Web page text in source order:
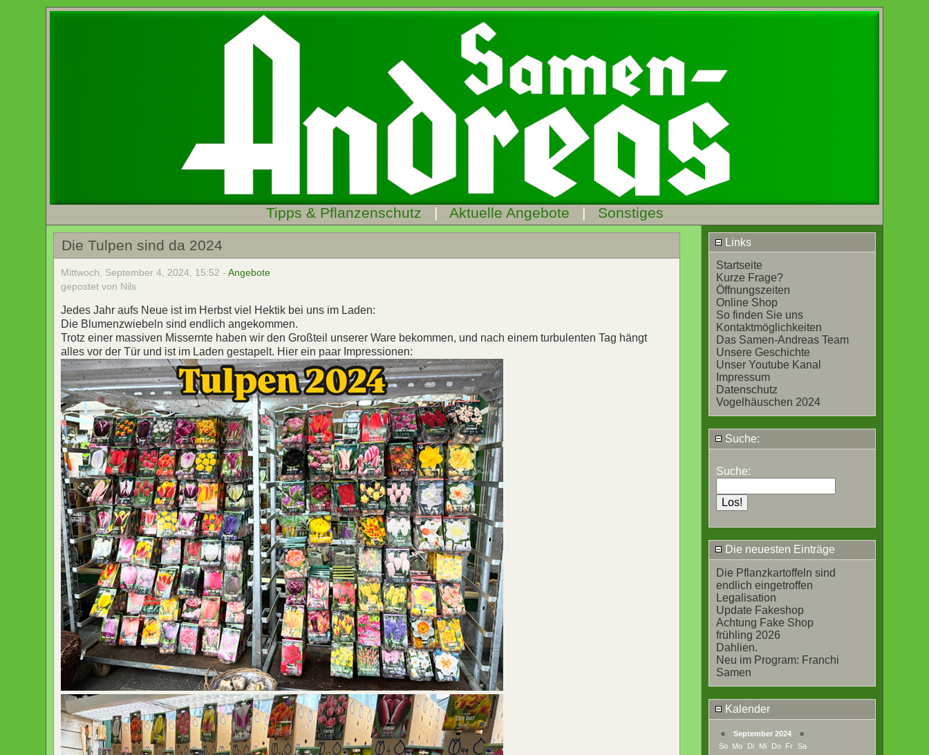
Tipps & Pflanzenschutz | Aktuelle Angebote | Sonstiges
Links
Startseite
Kurze Frage?
Öffnungszeiten
Online Shop
So finden Sie uns
Kontaktmöglichkeiten
Das Samen-Andreas Team
Unsere Geschichte
Unser Youtube Kanal
Impressum
Datenschutz
Vogelhäuschen 2024
Suche:
Suche:
Die neuesten Einträge
Die Pflanzkartoffeln sind
endlich eingetroffen
Legalisation
Update Fakeshop
Achtung Fake Shop
frühling 2026
Dahlien.
Neu im Program: Franchi
Samen
Kalender
« September 2024
»
So Mo Di Mi Do Fr Sa
Die Tulpen sind da 2024
Mittwoch, September 4, 2024, 15:52 -Angebote
gepostet von Nils
Jedes Jahr aufs Neue ist im Herbst viel Hektik bei uns im Laden:
Die Blumenzwiebeln sind endlich angekommen.
Trotz einer massiven Missernte haben wir den Großteil unserer Ware bekommen, und nach einem turbulenten Tag hängt
alles vor der Tür und ist im Laden gestapelt. Hier ein paar Impressionen: